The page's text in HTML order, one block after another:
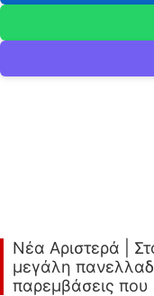
Νέα Αριστερά |
μεγάλη
παρεμβάσεις που